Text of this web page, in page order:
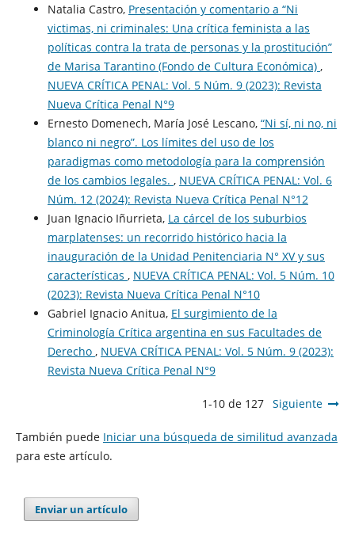
Natalia Castro, Presentación y comentario a “Ni
victimas, ni criminales: Una crítica feminista a las
políticas contra la trata de personas y la prostitución”
de Marisa Tarantino (Fondo de Cultura Económica) ,
NUEVA CRÍTICA PENAL: Vol. 5 Núm. 9 (2023): Revista
Nueva Crí­tica Penal N°9
Ernesto Domenech, María José Lescano, “Ni sí, ni no, ni
blanco ni negro”. Los límites del uso de los
paradigmas como metodología para la comprensión
de los cambios legales. , NUEVA CRÍTICA PENAL: Vol. 6
Núm. 12 (2024): Revista Nueva Crí­tica Penal N°12
Juan Ignacio Iñurrieta, La cárcel de los suburbios
marplatenses: un recorrido histórico hacia la
inauguración de la Unidad Penitenciaria N° XV y sus
características , NUEVA CRÍTICA PENAL: Vol. 5 Núm. 10
(2023): Revista Nueva Crí­tica Penal N°10
Gabriel Ignacio Anitua, El surgimiento de la
Criminología Crítica argentina en sus Facultades de
Derecho , NUEVA CRÍTICA PENAL: Vol. 5 Núm. 9 (2023):
Revista Nueva Crí­tica Penal N°9
1-10 de 127 Siguiente
También puede Iniciar una búsqueda de similitud avanzada
para este artículo.
Enviar un artículo